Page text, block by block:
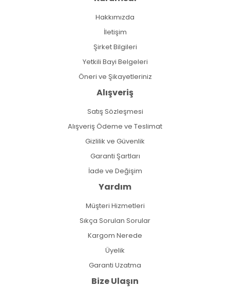
Hakkımızda
İletişim
Şirket Bilgileri
Yetkili Bayi Belgeleri
Öneri ve Şikayetleriniz
Alışveriş
Satış Sözleşmesi
Alışveriş Ödeme ve Teslimat
Gizlilik ve Güvenlik
Garanti Şartları
İade ve Değişim
Yardım
Müşteri Hizmetleri
Sıkça Sorulan Sorular
Kargom Nerede
Üyelik
Garanti Uzatma
Bize Ulaşın